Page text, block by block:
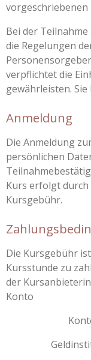
vorgeschriebenen
Bei der
die Regelungen
verpflichtet die
gewährleisten.
Anmeldung
Die Anmeldung
persönlichen
Kurs erfolgt
Kursgebühr.
Die Kursgebühr
Kursstunde zu
der
Konto